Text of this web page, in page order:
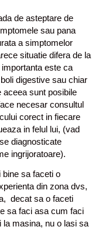
de asteptare de
sau pana
a simptomelor
situatie difera de la
este ca
digestive sau chiar
aceea sunt posibile
necesar consultul
corect in fiecare
in felul lui, (vad
diagnosticate
ingrijoratoare).
sa faceti o
din zona dvs,
decat sa o faceti
sa faci asa cum faci
masina, nu o lasi sa